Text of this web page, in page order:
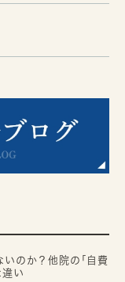
いのか？他院の｢自費
い